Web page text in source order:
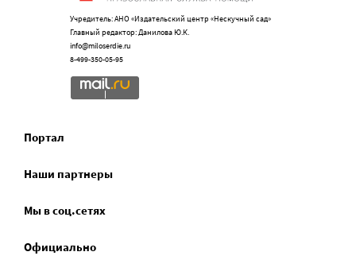
Учредитель: АНО «Издательский центр «Нескучный сад»
Главный редактор: Данилова Ю.К.
info@miloserdie.ru
8-499-350-05-95
Портал
Наши партнеры
Мы в соц.сетях
Официально